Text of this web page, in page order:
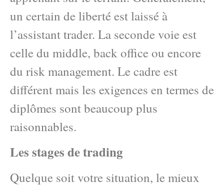
un certain de liberté est laissé à
l’assistant trader. La seconde voie est
celle du middle, back office ou encore
du risk management. Le cadre est
différent mais les exigences en termes de
diplômes sont beaucoup plus
raisonnables.
Les stages de trading
Quelque soit votre situation, le mieux